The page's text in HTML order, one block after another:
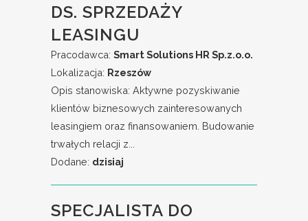
DS. SPRZEDAŻY
LEASINGU
Pracodawca: Smart Solutions HR Sp.z.o.o.
Lokalizacja: Rzeszów
Opis stanowiska: Aktywne pozyskiwanie
klientów biznesowych zainteresowanych
leasingiem oraz finansowaniem. Budowanie
trwałych relacji z...
Dodane: dzisiaj
SPECJALISTA DO